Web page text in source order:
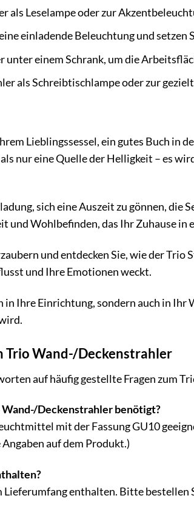
als Leselampe oder zur
einladende Beleuchtung und setzen
unter einem Schrank, um die
als Schreibtischlampe oder zur
Lieblingssessel, ein gutes Buch in
nur eine Quelle der Helligkeit – es
sich eine Auszeit zu gönnen, die
und Wohlbefinden, das Ihr Zuhause in
und entdecken Sie, wie der
und Ihre Emotionen weckt.
Ihre Einrichtung, sondern auch in Ihr
Trio Wand-/Deckenstrahler
auf häufig gestellte Fragen zum
Deckenstrahler benötigt?
mit der Fassung GU10
auf dem Produkt.)
enthalten. Bitte bestellen